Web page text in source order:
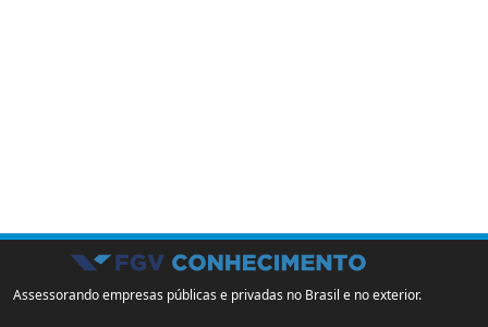
Assessorando empresas públicas e privadas no Brasil e no exterior.